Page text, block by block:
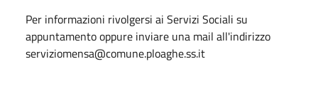
Per informazioni rivolgersi ai Servizi Sociali su
appuntamento oppure inviare una mail all'indirizzo
serviziomensa@comune.ploaghe.ss.it